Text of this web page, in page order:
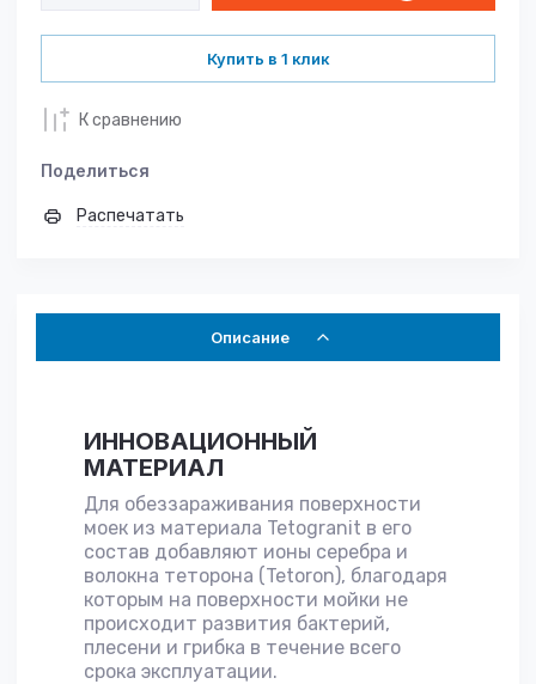
Купить в 1 клик
К сравнению
Поделиться
Распечатать
Описание
ИННОВАЦИОННЫЙ
МАТЕРИАЛ
Для обеззараживания поверхности
моек из материала Tetogranit в его
состав добавляют ионы серебра и
волокна теторона (Tetoron), благодаря
которым на поверхности мойки не
происходит развития бактерий,
плесени и грибка в течение всего
срока эксплуатации.